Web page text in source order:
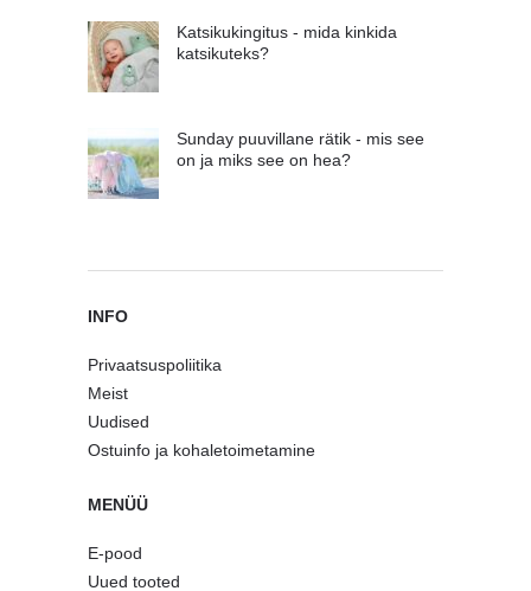
Katsikukingitus - mida kinkida
katsikuteks?
Sunday puuvillane rätik - mis see
on ja miks see on hea?
INFO
Privaatsuspoliitika
Meist
Uudised
Ostuinfo ja kohaletoimetamine
MENÜÜ
E-pood
Uued tooted